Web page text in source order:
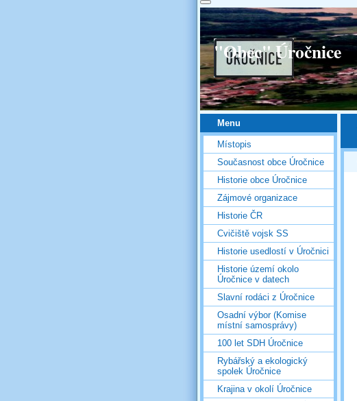
"Obec" Úročnice
Menu
Místopis
Současnost obce Úročnice
Historie obce Úročnice
Zájmové organizace
Historie ČR
Cvičiště vojsk SS
Historie usedlostí v Úročnici
Historie území okolo
Úročnice v datech
Slavní rodáci z Úročnice
Osadní výbor (Komise
místní samosprávy)
100 let SDH Úročnice
Rybářský a ekologický
spolek Úročnice
Krajina v okolí Úročnice